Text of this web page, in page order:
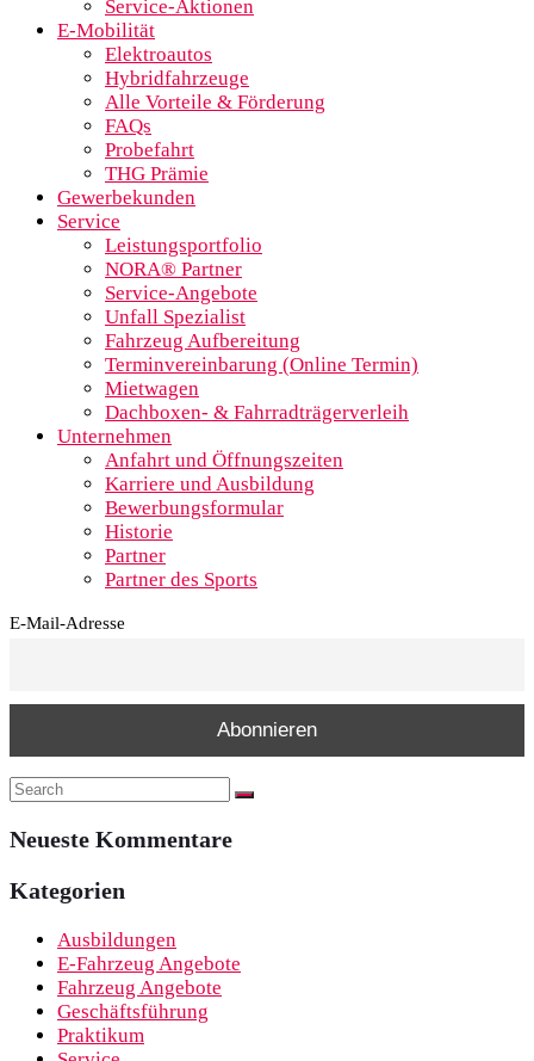
Service-Aktionen
E-Mobilität
Elektroautos
Hybridfahrzeuge
Alle Vorteile & Förderung
FAQs
Probefahrt
THG Prämie
Gewerbekunden
Service
Leistungsportfolio
NORA® Partner
Service-Angebote
Unfall Spezialist
Fahrzeug Aufbereitung
Terminvereinbarung (Online Termin)
Mietwagen
Dachboxen- & Fahrradträgerverleih
Unternehmen
Anfahrt und Öffnungszeiten
Karriere und Ausbildung
Bewerbungsformular
Historie
Partner
Partner des Sports
E-Mail-Adresse
Neueste Kommentare
Kategorien
Ausbildungen
E-Fahrzeug Angebote
Fahrzeug Angebote
Geschäftsführung
Praktikum